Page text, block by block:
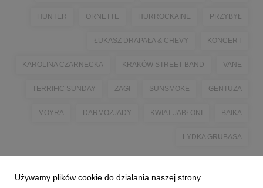
HUNTER ORNETTE HURROCKAINE PRZYBYŁ
ŁUKASZ DRAPAŁA & CHEVY KONCERT
KAROLINA CZARNECKA KRAKÓW STREET BAND VANE
TERRIFIC SUNDAY ZAGI SUNSMOKE GENTUZA
MOYRA DARMOZJADY KWIAT JABŁONI BAIKA
ŁYDKA GRUBASA
Używamy plików cookie do działania naszej strony